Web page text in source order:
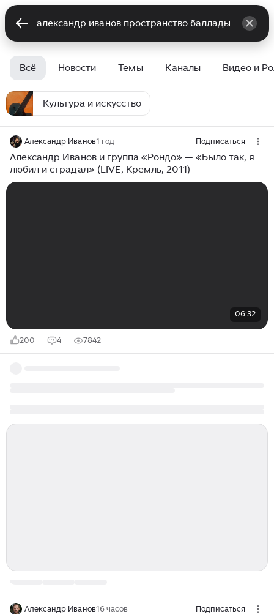
Всё Новости Темы Каналы Видео и
Культура и искусство
Александр Иванов1 год Подписаться
Александр Иванов и группа «Рондо» — «Было так, я
любил и страдал» (LIVE, Кремль, 2011)
06:32
200 4 7842
Александр Иванов16 часов Подписаться